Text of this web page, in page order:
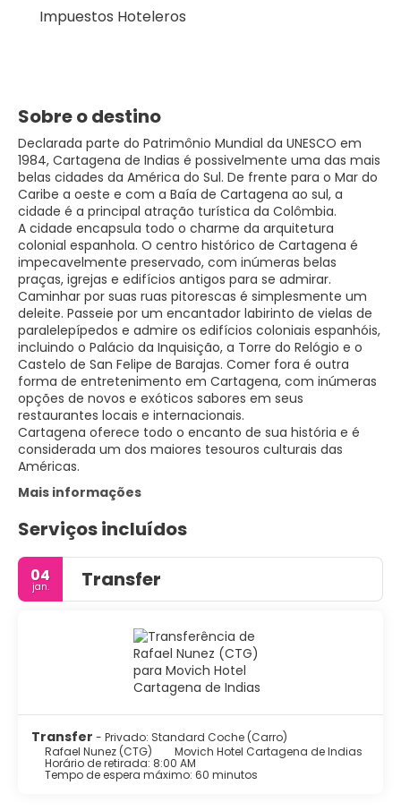
Impuestos Hoteleros
Sobre o destino
Declarada parte do Patrimônio Mundial da UNESCO em
1984, Cartagena de Indias é possivelmente uma das mais
belas cidades da América do Sul. De frente para o Mar do
Caribe a oeste e com a Baía de Cartagena ao sul, a
cidade é a principal atração turística da Colômbia.
A cidade encapsula todo o charme da arquitetura
colonial espanhola. O centro histórico de Cartagena é
impecavelmente preservado, com inúmeras belas
praças, igrejas e edifícios antigos para se admirar.
Caminhar por suas ruas pitorescas é simplesmente um
deleite. Passeie por um encantador labirinto de vielas de
paralelepípedos e admire os edifícios coloniais espanhóis,
incluindo o Palácio da Inquisição, a Torre do Relógio e o
Castelo de San Felipe de Barajas. Comer fora é outra
forma de entretenimento em Cartagena, com inúmeras
opções de novos e exóticos sabores em seus
restaurantes locais e internacionais.
Cartagena oferece todo o encanto de sua história e é
considerada um dos maiores tesouros culturais das
Américas.
Mais informações
Serviços incluídos
04
jan. Transfer
Transfer - Privado: Standard Coche (Carro)
Rafael Nunez (CTG)
Movich Hotel Cartagena de Indias
Horário de retirada: 8:00 AM
Tempo de espera máximo: 60 minutos